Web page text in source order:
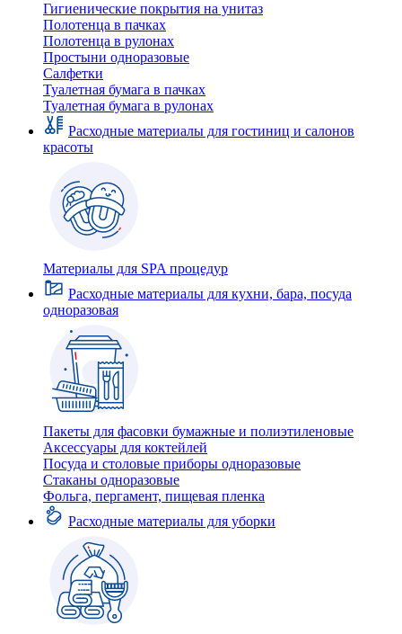
Гигиенические покрытия на унитаз
Полотенца в пачках
Полотенца в рулонах
Простыни одноразовые
Салфетки
Туалетная бумага в пачках
Туалетная бумага в рулонах
Расходные материалы для гостиниц и салонов
красоты
Материалы для SPA процедур
Расходные материалы для кухни, бара, посуда
одноразовая
Пакеты для фасовки бумажные и полиэтиленовые
Аксессуары для коктейлей
Посуда и столовые приборы одноразовые
Стаканы одноразовые
Фольга, пергамент, пищевая пленка
Расходные материалы для уборки